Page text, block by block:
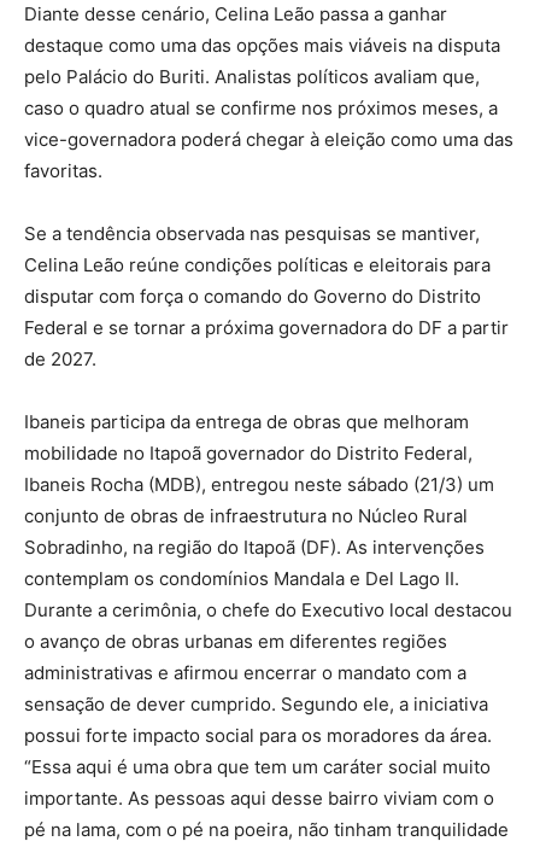
Diante desse cenário, Celina Leão passa a ganhar
destaque como uma das opções mais viáveis na disputa
pelo Palácio do Buriti. Analistas políticos avaliam que,
caso o quadro atual se confirme nos próximos meses, a
vice-governadora poderá chegar à eleição como uma das
favoritas.
Se a tendência observada nas pesquisas se mantiver,
Celina Leão reúne condições políticas e eleitorais para
disputar com força o comando do Governo do Distrito
Federal e se tornar a próxima governadora do DF a partir
de 2027.
Ibaneis participa da entrega de obras que melhoram
mobilidade no Itapoã governador do Distrito Federal,
Ibaneis Rocha (MDB), entregou neste sábado (21/3) um
conjunto de obras de infraestrutura no Núcleo Rural
Sobradinho, na região do Itapoã (DF). As intervenções
contemplam os condomínios Mandala e Del Lago II.
Durante a cerimônia, o chefe do Executivo local destacou
o avanço de obras urbanas em diferentes regiões
administrativas e afirmou encerrar o mandato com a
sensação de dever cumprido. Segundo ele, a iniciativa
possui forte impacto social para os moradores da área.
“Essa aqui é uma obra que tem um caráter social muito
importante. As pessoas aqui desse bairro viviam com o
pé na lama, com o pé na poeira, não tinham tranquilidade